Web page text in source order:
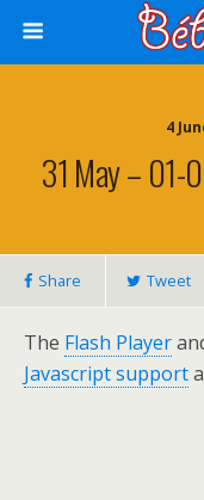
4
31 May – 01-
Share Tweet
The Flash Player
Javascript support